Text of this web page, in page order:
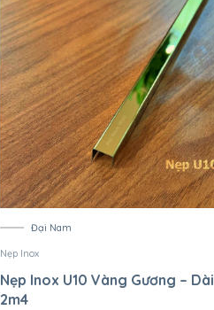
Đại Nam
Nẹp Inox
Nẹp Inox U10 Vàng Gương – Dài
2m4